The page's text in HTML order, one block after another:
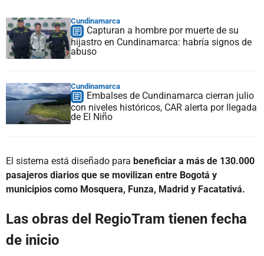
Cundinamarca
Capturan a hombre por muerte de su
hijastro en Cundinamarca: habría signos de
abuso
Cundinamarca
Embalses de Cundinamarca cierran julio
con niveles históricos, CAR alerta por llegada
de El Niño
El sistema está diseñado para beneficiar a más de 130.000
pasajeros diarios que se movilizan entre Bogotá y
municipios como Mosquera, Funza, Madrid y Facatativá.
Las obras del RegioTram tienen fecha
de inicio